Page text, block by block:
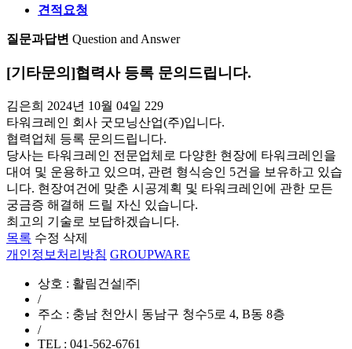
견적요청
질문과답변 Question and Answer
[기타문의]협력사 등록 문의드립니다.
김은희 2024년 10월 04일 229
타워크레인 회사 굿모닝산업(주)입니다.
협력업체 등록 문의드립니다.
당사는 타워크레인 전문업체로 다양한 현장에 타워크레인을
대여 및 운용하고 있으며, 관련 형식승인 5건을 보유하고 있습
니다. 현장여건에 맞춘 시공계획 및 타워크레인에 관한 모든
궁금증 해결해 드릴 자신 있습니다.
최고의 기술로 보답하겠습니다.
목록 수정 삭제
개인정보처리방침 GROUPWARE
상호 : 활림건설|주|
/
주소 : 충남 천안시 동남구 청수5로 4, B동 8층
/
TEL : 041-562-6761